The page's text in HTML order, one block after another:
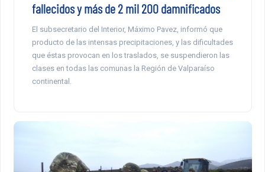
fallecidos y más de 2 mil 200 damnificados
El subsecretario del Interior, Máximo Pavez, informó que
producto de las intensas precipitaciones, y las dificultades
que éstas provocan en los traslados, se suspendieron las
clases en todas las comunas la Región de Valparaíso
continental.